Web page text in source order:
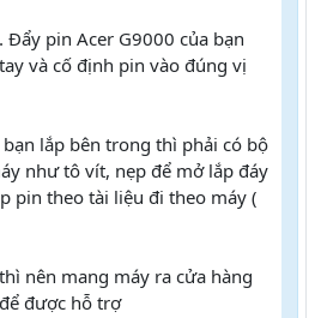
Đẩy pin Acer G9000 của bạn
và cố định pin vào đúng vị
lắp bên trong thì phải có bộ
như tô vít, nẹp để mở lắp đáy
pin theo tài liệu đi theo máy (
nên mang máy ra cửa hàng
được hỗ trợ